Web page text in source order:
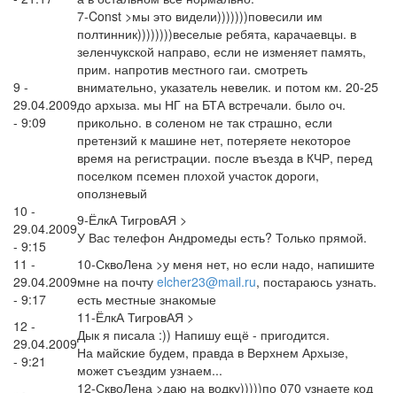
9 -
29.04.2009
- 9:09
7-Const >мы это видели)))))))повесили им
полтинник))))))))веселые ребята, карачаевцы. в
зеленчукской направо, если не изменяет память,
прим. напротив местного гаи. смотреть
внимательно, указатель невелик. и потом км. 20-25
до архыза. мы НГ на БТА встречали. было оч.
прикольно. в соленом не так страшно, если
претензий к машине нет, потеряете некоторое
время на регистрации. после въезда в КЧР, перед
поселком псемен плохой участок дороги,
оползневый
10 -
29.04.2009
- 9:15
9-ЁлкА ТигровАЯ >
У Вас телефон Андромеды есть? Только прямой.
11 -
29.04.2009
- 9:17
10-СквоЛена >у меня нет, но если надо, напишите
мне на почту elcher23@mail.ru, постараюсь узнать.
есть местные знакомые
12 -
29.04.2009
- 9:21
11-ЁлкА ТигровАЯ >
Дык я писала :)) Напишу ещё - пригодится.
На майские будем, правда в Верхнем Архызе,
может съездим узнаем...
12-СквоЛена >даю на водку)))))по 070 узнаете код